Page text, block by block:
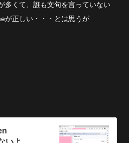
多くて、誰も文句を言っていない
が正しい・・・とは思うが